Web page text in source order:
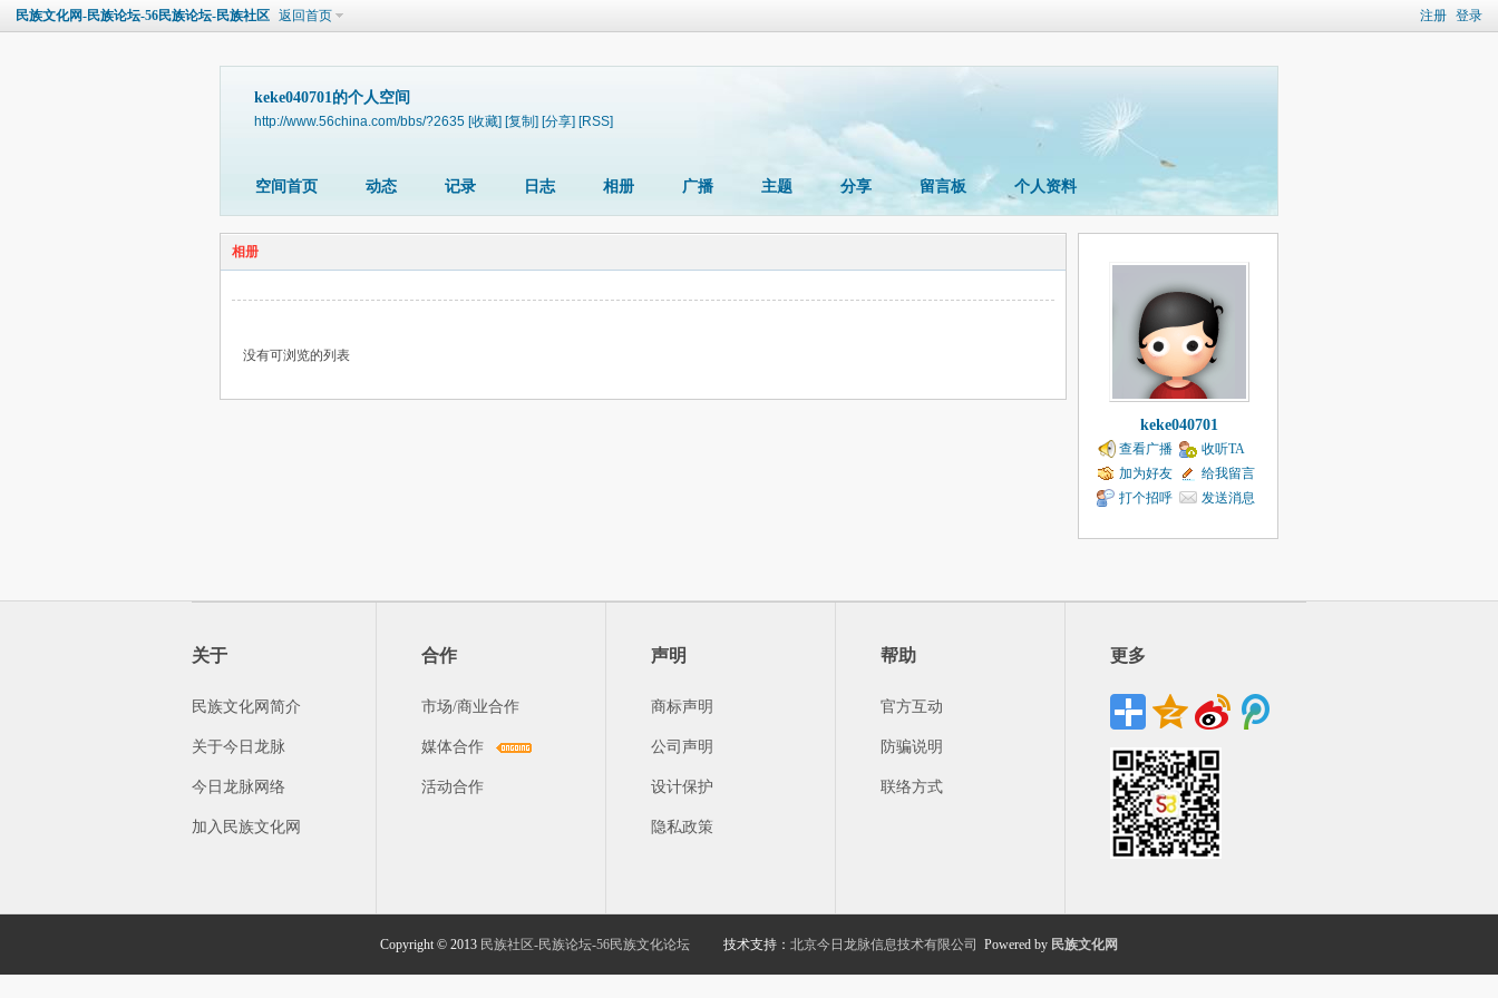
注册 登录
民族文化网-民族论坛-56民族论坛-民族社区 返回首页
keke040701的个人空间
http://www.56china.com/bbs/?2635 [收藏] [复制] [分享] [RSS]
空间首页 动态 记录 日志 相册 广播 主题 分享 留言板 个人资料
相册
没有可浏览的列表
keke040701
查看广播
收听TA
加为好友
给我留言
打个招呼
发送消息
关于
民族文化网简介
关于今日龙脉
今日龙脉网络
加入民族文化网
合作
市场/商业合作
媒体合作
活动合作
声明
商标声明
公司声明
设计保护
隐私政策
帮助
官方互动
防骗说明
联络方式
更多
Copyright © 2013 民族社区-民族论坛-56民族文化论坛 技术支持： 北京今日龙脉信息技术有限公司 Powered by 民族文化网